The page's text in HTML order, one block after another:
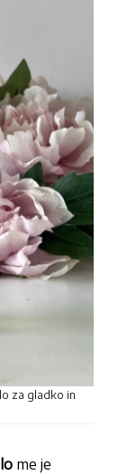
za gladko in
me je